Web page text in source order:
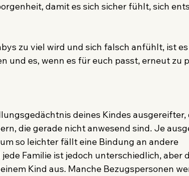
damit es sich sicher fühlt, sich
zu viel wird und sich falsch anfühlt, ist es
und es, wenn es für euch passt, erneut zu
deines Kindes ausgereifter,
die gerade nicht anwesend sind. Je
so leichter fällt eine Bindung an andere
Familie ist jedoch unterschiedlich, aber
Kind aus. Manche Bezugspersonen